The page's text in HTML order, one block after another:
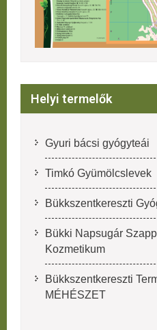
Helyi termelők
Gyuri bácsi gyógyteái
Timkó Gyümölcslevek
Bükkszentkereszti
Bükki Napsugár
Kozmetikum
Bükkszentkereszti
MÉHÉSZET